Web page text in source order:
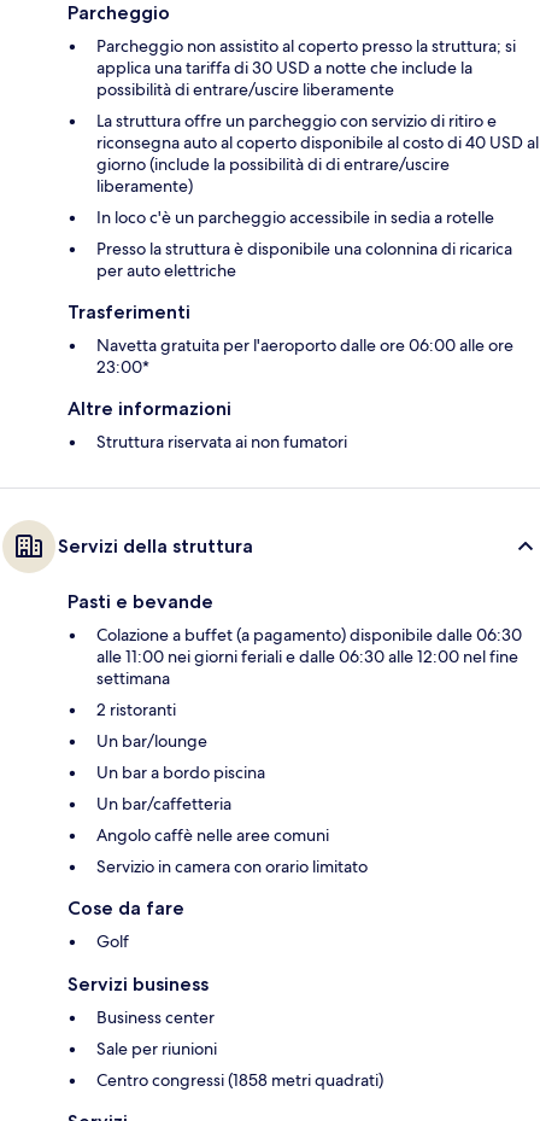
Parcheggio
Parcheggio non assistito al coperto presso la struttura; si
applica una tariffa di 30 USD a notte che include la
possibilità di entrare/uscire liberamente
La struttura offre un parcheggio con servizio di ritiro e
riconsegna auto al coperto disponibile al costo di 40 USD al
giorno (include la possibilità di di entrare/uscire
liberamente)
In loco c'è un parcheggio accessibile in sedia a rotelle
Presso la struttura è disponibile una colonnina di ricarica
per auto elettriche
Trasferimenti
Navetta gratuita per l'aeroporto dalle ore 06:00 alle ore
23:00*
Altre informazioni
Struttura riservata ai non fumatori
Servizi della struttura
Pasti e bevande
Colazione a buffet (a pagamento) disponibile dalle 06:30
alle 11:00 nei giorni feriali e dalle 06:30 alle 12:00 nel fine
settimana
2 ristoranti
Un bar/lounge
Un bar a bordo piscina
Un bar/caffetteria
Angolo caffè nelle aree comuni
Servizio in camera con orario limitato
Cose da fare
Golf
Servizi business
Business center
Sale per riunioni
Centro congressi (1858 metri quadrati)